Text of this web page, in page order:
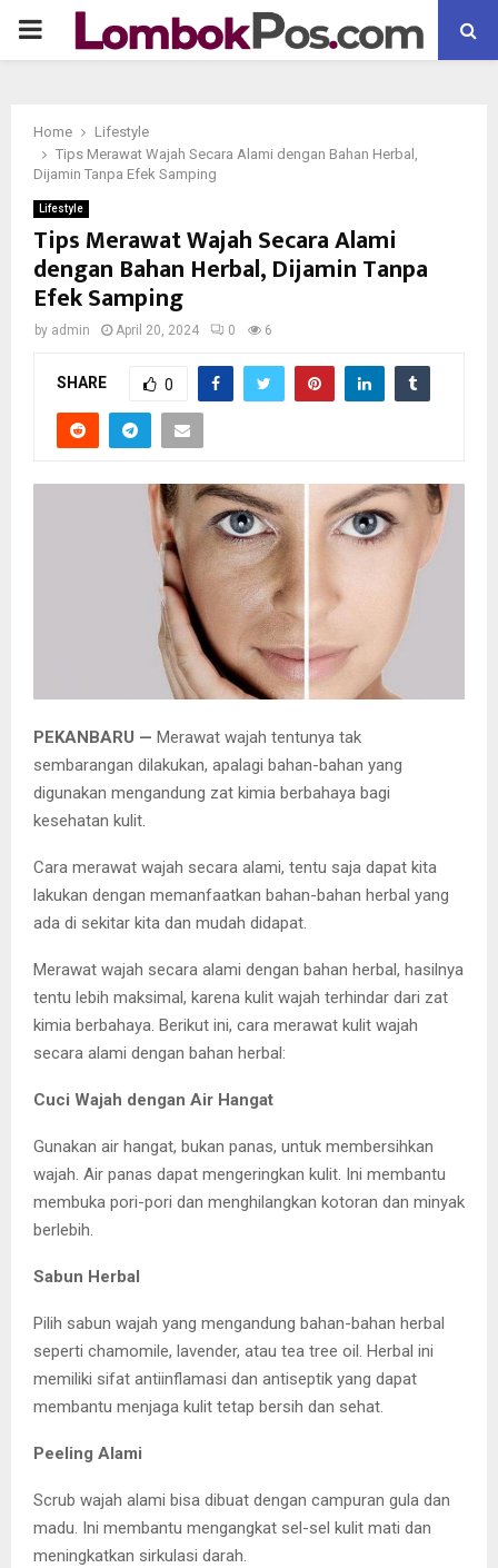
P
M
A
Home
Lifestyle
Tips Merawat Wajah Secara Alami dengan Bahan Herbal,
Dijamin Tanpa Efek Samping
Lifestyle
Tips Merawat Wajah Secara Alami
dengan Bahan Herbal, Dijamin Tanpa
Efek Samping
by admin April 20, 2024 0 6
SHARE 0
PEKANBARU — Merawat wajah tentunya tak
sembarangan dilakukan, apalagi bahan-bahan yang
digunakan mengandung zat kimia berbahaya bagi
kesehatan kulit.
Cara merawat wajah secara alami, tentu saja dapat kita
lakukan dengan memanfaatkan bahan-bahan herbal yang
ada di sekitar kita dan mudah didapat.
Merawat wajah secara alami dengan bahan herbal, hasilnya
tentu lebih maksimal, karena kulit wajah terhindar dari zat
kimia berbahaya. Berikut ini, cara merawat kulit wajah
secara alami dengan bahan herbal:
Cuci Wajah dengan Air Hangat
Gunakan air hangat, bukan panas, untuk membersihkan
wajah. Air panas dapat mengeringkan kulit. Ini membantu
membuka pori-pori dan menghilangkan kotoran dan minyak
berlebih.
Sabun Herbal
Pilih sabun wajah yang mengandung bahan-bahan herbal
seperti chamomile, lavender, atau tea tree oil. Herbal ini
memiliki sifat antiinflamasi dan antiseptik yang dapat
membantu menjaga kulit tetap bersih dan sehat.
Peeling Alami
Scrub wajah alami bisa dibuat dengan campuran gula dan
madu. Ini membantu mengangkat sel-sel kulit mati dan
meningkatkan sirkulasi darah.